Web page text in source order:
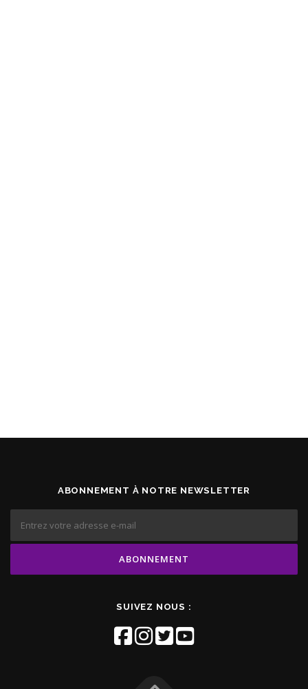
ABONNEMENT À NOTRE NEWSLETTER
SUIVEZ NOUS :